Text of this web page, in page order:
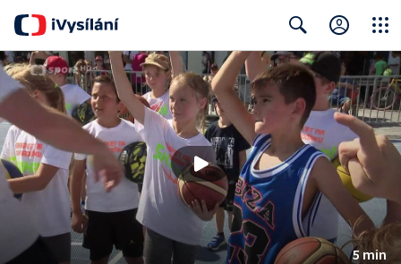
Search Close
5 min